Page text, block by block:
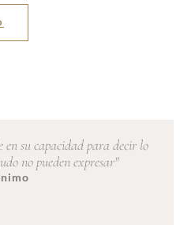
en su capacidad para decir lo
no pueden expresar"